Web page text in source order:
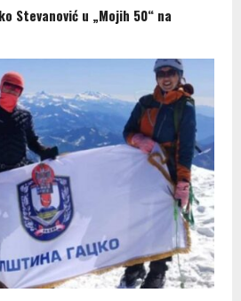
Stevanović u „Mojih 50“ na